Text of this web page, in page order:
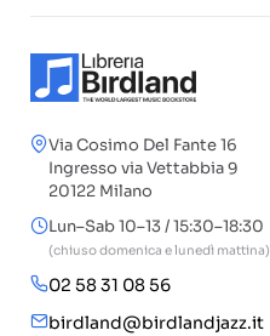
Via Cosimo Del Fante 16
Ingresso via Vettabbia 9
20122 Milano
Lun–Sab 10–13 / 15:30–18:30
(chiuso domenica e lunedì mattina)
02 58 31 08 56
birdland@birdlandjazz.it